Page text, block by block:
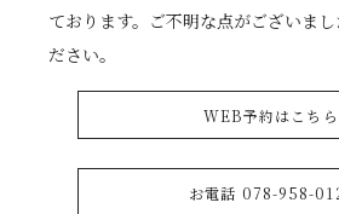
ております。ご不明な点がございま
ださい。
WEB予約はこちら
お電話 078-958-